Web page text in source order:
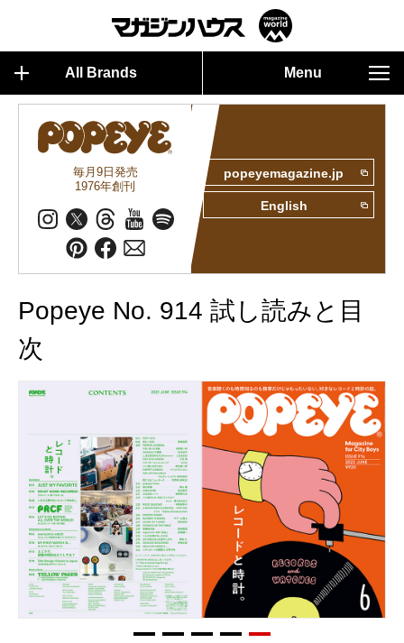
All Brands Menu
毎月9日発売
1976年創刊
popeyemagazine.jp
English
Popeye No. 914 試し読みと目
次